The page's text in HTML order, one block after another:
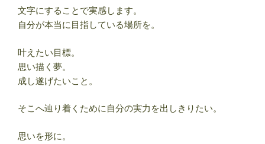
文字にすることで実感します。
自分が本当に目指している場所を。
叶えたい目標。
思い描く夢。
成し遂げたいこと。
そこへ辿り着くために自分の実力を出しきりたい。
思いを形に。